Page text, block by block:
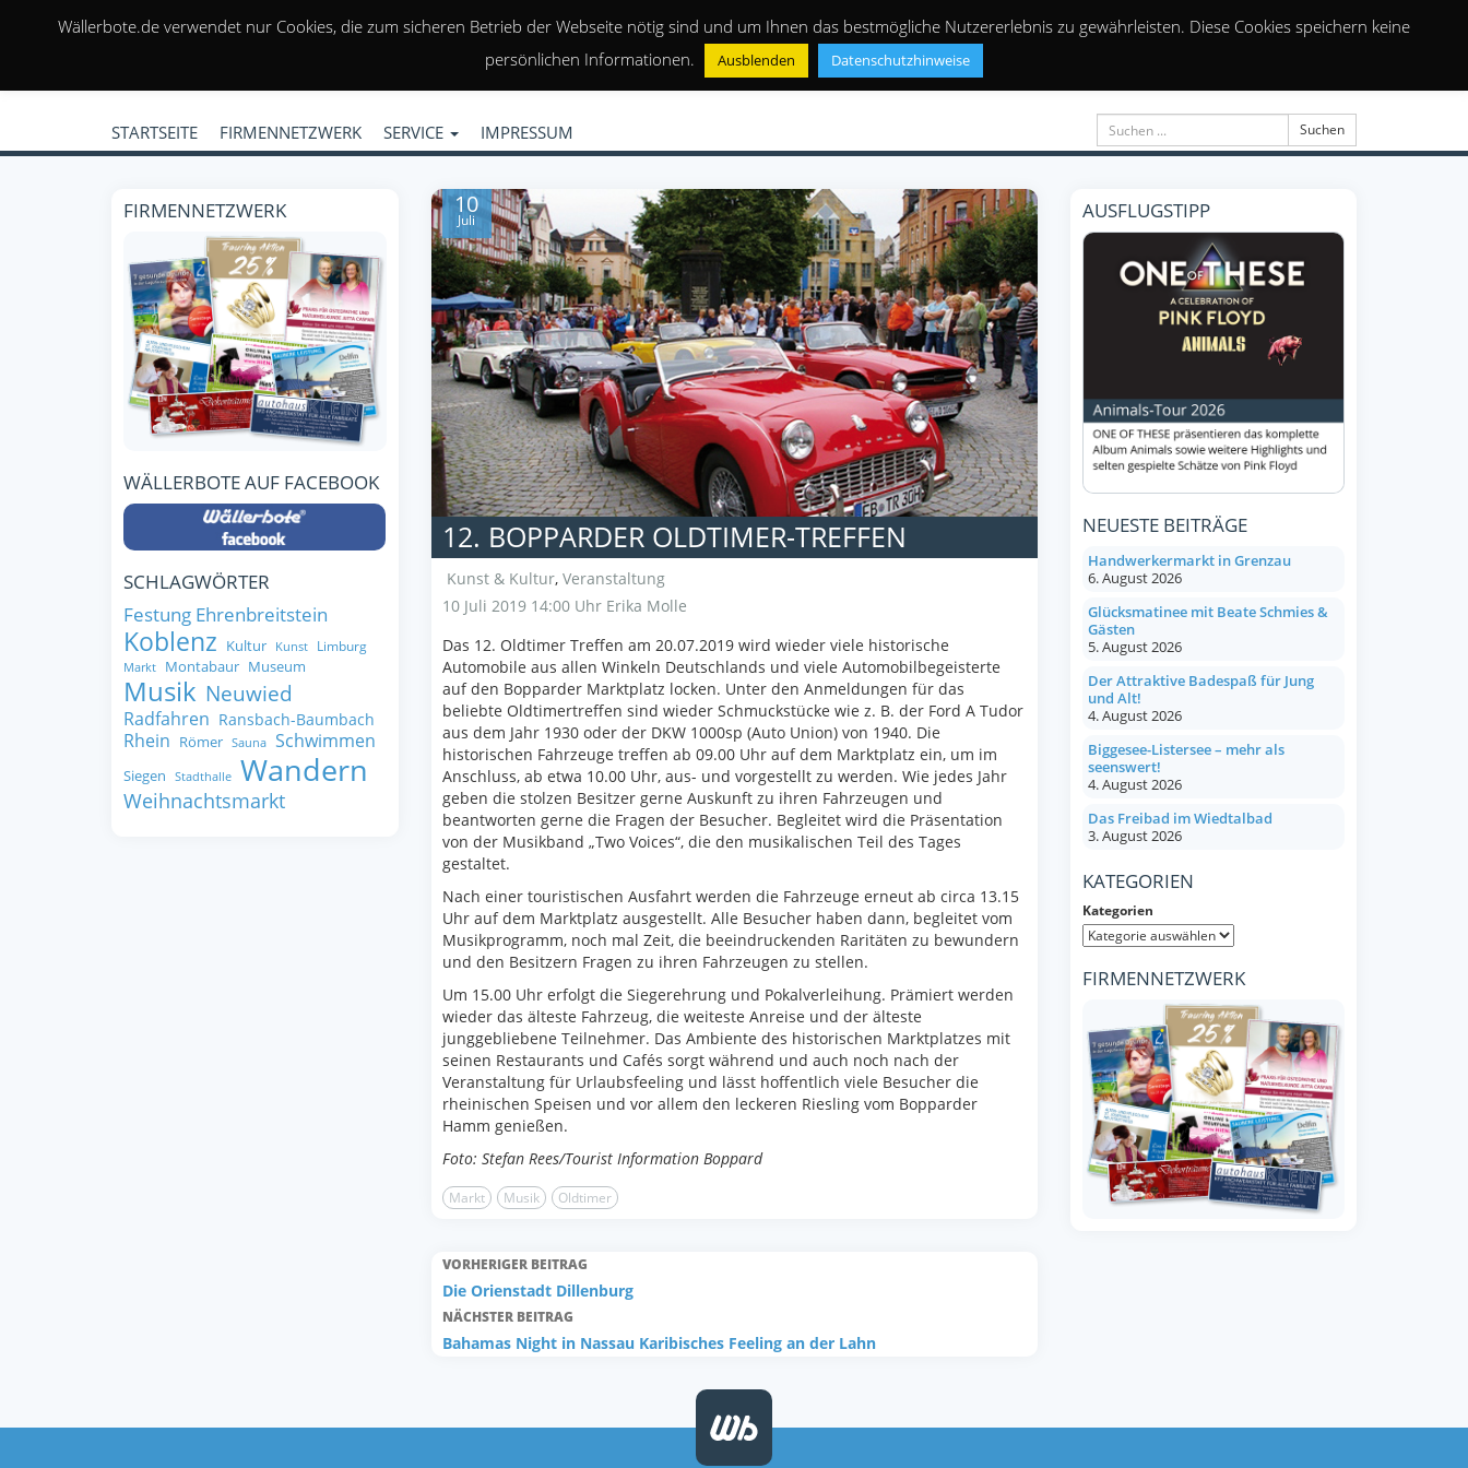
STARTSEITE FIRMENNETZWERK SERVICE IMPRESSUM Suchen
10
Juli
12. BOPPARDER OLDTIMER-TREFFEN
Kunst & Kultur, Veranstaltung
10 Juli 2019 14:00 Uhr Erika Molle
Das 12. Oldtimer Treffen am 20.07.2019 wird wieder viele historische
Automobile aus allen Winkeln Deutschlands und viele Automobilbegeisterte
auf den Bopparder Marktplatz locken. Unter den Anmeldungen für das
beliebte Oldtimertreffen sind wieder Schmuckstücke wie z. B. der Ford A Tudor
aus dem Jahr 1930 oder der DKW 1000sp (Auto Union) von 1940. Die
historischen Fahrzeuge treffen ab 09.00 Uhr auf dem Marktplatz ein, um im
Anschluss, ab etwa 10.00 Uhr, aus- und vorgestellt zu werden. Wie jedes Jahr
geben die stolzen Besitzer gerne Auskunft zu ihren Fahrzeugen und
beantworten gerne die Fragen der Besucher. Begleitet wird die Präsentation
von der Musikband „Two Voices“, die den musikalischen Teil des Tages
gestaltet.
Nach einer touristischen Ausfahrt werden die Fahrzeuge erneut ab circa 13.15
Uhr auf dem Marktplatz ausgestellt. Alle Besucher haben dann, begleitet vom
Musikprogramm, noch mal Zeit, die beeindruckenden Raritäten zu bewundern
und den Besitzern Fragen zu ihren Fahrzeugen zu stellen.
Um 15.00 Uhr erfolgt die Siegerehrung und Pokalverleihung. Prämiert werden
wieder das älteste Fahrzeug, die weiteste Anreise und der älteste
junggebliebene Teilnehmer. Das Ambiente des historischen Marktplatzes mit
seinen Restaurants und Cafés sorgt während und auch noch nach der
Veranstaltung für Urlaubsfeeling und lässt hoffentlich viele Besucher die
rheinischen Speisen und vor allem den leckeren Riesling vom Bopparder
Hamm genießen.
Foto: Stefan Rees/Tourist Information Boppard
Markt Musik Oldtimer
VORHERIGER BEITRAG
Die Orienstadt Dillenburg
NÄCHSTER BEITRAG
Bahamas Night in Nassau Karibisches Feeling an der Lahn
FIRMENNETZWERK
WÄLLERBOTE AUF FACEBOOK
SCHLAGWÖRTER
Festung Ehrenbreitstein
Koblenz Kultur Kunst Limburg
Markt Montabaur Museum
Musik Neuwied
Radfahren Ransbach-Baumbach
Rhein Römer Sauna Schwimmen
Siegen Stadthalle Wandern
Weihnachtsmarkt
AUSFLUGSTIPP
NEUESTE BEITRÄGE
Handwerkermarkt in Grenzau
6. August 2026
Glücksmatinee mit Beate Schmies &
Gästen
5. August 2026
Der Attraktive Badespaß für Jung
und Alt!
4. August 2026
Biggesee-Listersee – mehr als
seenswert!
4. August 2026
Das Freibad im Wiedtalbad
3. August 2026
KATEGORIEN
Kategorien
FIRMENNETZWERK
Wällerbote.de verwendet nur Cookies, die zum sicheren Betrieb der Webseite nötig sind und um Ihnen das bestmögliche Nutzererlebnis zu gewährleisten. Diese Cookies speichern keine
persönlichen Informationen.
Ausblenden Datenschutzhinweise